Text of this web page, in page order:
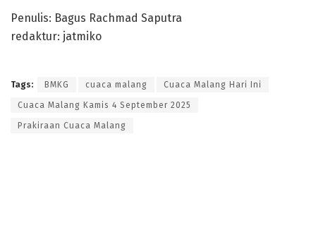
Penulis: Bagus Rachmad Saputra
redaktur: jatmiko
Tags: BMKG cuaca malang Cuaca Malang Hari Ini
Cuaca Malang Kamis 4 September 2025
Prakiraan Cuaca Malang